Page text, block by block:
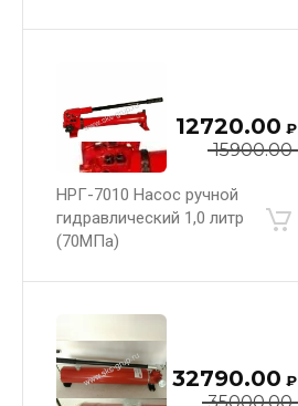
15900.00
12720.00 ₽
НРГ-7010 Насос ручной
гидравлический 1,0 литр
(70МПа)
32790.00 ₽